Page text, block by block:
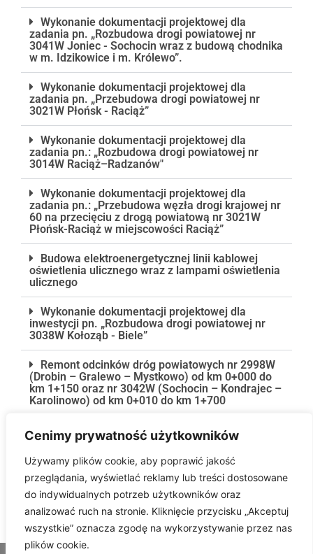
Cenimy prywatność użytkowników
Używamy plików cookie, aby poprawić jakość
przeglądania, wyświetlać reklamy lub treści dostosowane
do indywidualnych potrzeb użytkowników oraz
analizować ruch na stronie. Kliknięcie przycisku „Akceptuj
wszystkie” oznacza zgodę na wykorzystywanie przez nas
plików cookie.
Wykonanie dokumentacji projektowej dla
zadania pn. „Rozbudowa drogi powiatowej nr
3041W Joniec - Sochocin wraz z budową chodnika
w m. Idzikowice i m. Królewo”.
Wykonanie dokumentacji projektowej dla
zadania pn. „Przebudowa drogi powiatowej nr
3021W Płońsk - Raciąż”
Wykonanie dokumentacji projektowej dla
zadania pn.: „Rozbudowa drogi powiatowej nr
3014W Raciąż–Radzanów"
Wykonanie dokumentacji projektowej dla
zadania pn.: „Przebudowa węzła drogi krajowej nr
60 na przecięciu z drogą powiatową nr 3021W
Płońsk-Raciąż w miejscowości Raciąż”
Budowa elektroenergetycznej linii kablowej
oświetlenia ulicznego wraz z lampami oświetlenia
ulicznego
Wykonanie dokumentacji projektowej dla
inwestycji pn. „Rozbudowa drogi powiatowej nr
3038W Kołoząb - Biele”
Remont odcinków dróg powiatowych nr 2998W
(Drobin – Gralewo – Mystkowo) od km 0+000 do
km 1+150 oraz nr 3042W (Sochocin – Kondrajec –
Karolinowo) od km 0+010 do km 1+700
Wykonanie dokumentacji projektowej dla
zadania pn.: „Przebudowa węzła drogi krajowej nr
Płońsk-Raciąż (...)
Mechaniczne zamiatanie dróg powiatowych -
ulic i parkingów w mieście Płońsk w 2026 r.